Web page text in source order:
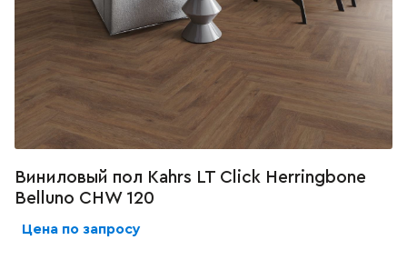
Виниловый пол Kahrs LT Click Herringbone
Belluno CHW 120
Цена по запросу